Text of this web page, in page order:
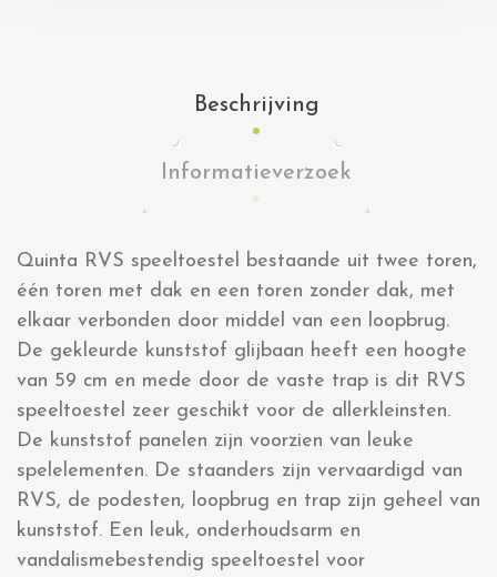
Beschrijving
Informatieverzoek
Quinta RVS speeltoestel bestaande uit twee toren,
één toren met dak en een toren zonder dak, met
elkaar verbonden door middel van een loopbrug.
De gekleurde kunststof glijbaan heeft een hoogte
van 59 cm en mede door de vaste trap is dit RVS
speeltoestel zeer geschikt voor de allerkleinsten.
De kunststof panelen zijn voorzien van leuke
spelelementen. De staanders zijn vervaardigd van
RVS, de podesten, loopbrug en trap zijn geheel van
kunststof. Een leuk, onderhoudsarm en
vandalismebestendig speeltoestel voor